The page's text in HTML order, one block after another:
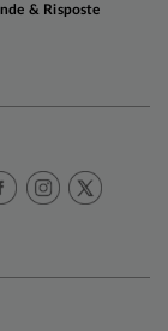
le
le catene
sui
taglio, la
il segno sui
& Risposte